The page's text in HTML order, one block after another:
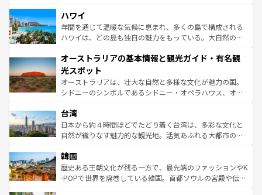
着のスイス情報は
のような巨大都市は、観光、ショッピング、エンターテイ
ンメントが詰まった刺激的なスポットだ。一方、アメリカ
西部には大自然が広がり、グランドキャニオンやイエロー
部のニューオーリンズでは、音楽と美食が融合した独特の
文化が魅力。旅行者はアメリカの各地域で異なる魅力を楽
しみながら、その多様性と豊かな歴史を感じることができ
るだろう。車でのロードトリップや列車の旅も、アメリカ
情報は
ハワイ
年間を通じて温暖な気候に恵まれ、多くの島で構成される
ハワイは、どの島も独自の魅力をもっている。大自然の神
ワイ島は見逃せない。また、定番の観光地といえばオアフ
島だが、静かな自然を求めるならマウイ島やカウアイ島が
おすすめ。エメラルドグリーンに輝く海をはじめ、豊かな
文化や歴史が息づいている。「アロハスピリット」と呼ば
人々、おいしいローカルフードやハワイアンミュージッ
ク、伝統的なフラダンスなど、すべてがハワイの魅力を彩
っている。訪れるたびに新しい発見と感動が待っているハ
はコンテンツ一覧
オーストラリアの基本情報と観光ガイド・有名観
光スポット
オーストラリアは、壮大な自然と多様な文化が魅力の国。
シドニーのシンボルであるシドニー・オペラハウス、オー
リアリーフや大陸中央部にそびえるウルル（エアーズロッ
ク）、タスマニアの美しい原生林やケアンズの熱帯雨林な
ど、見どころがたくさん。また、カフェやワイン、オージ
いる。アクティビティも充実しており、サーフィンやダイ
ビング、ハイキングなど、アウトドア好きにはたまらな
い。オーストラリアの多彩な魅力を存分に味わいつくそ
台湾
日本から約４時間ほどでたどり着く台湾は、多彩な文化と
自然が織りなす魅力的な観光地。活気あふれる大都市の台
ン）、静ひつな山岳地帯である台湾東部など、都市の喧騒
と山間の静けさが共存しており、訪れる人に新しい発見と
驚きをもたらしてくれる。また、奥深い台湾の食文化も魅
韓国
歴史ある王朝文化が残る一方で、最先端のファッションやK
-POPで世界を席巻している韓国。首都ソウルの宮殿や伝統